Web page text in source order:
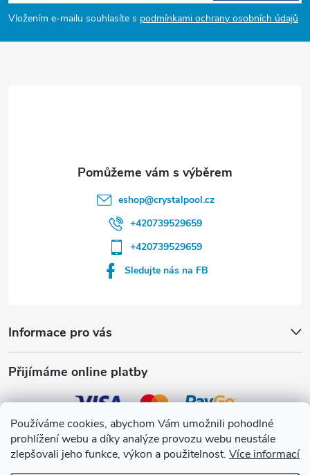
Používáme cookies, abychom Vám umožnili pohodlné
prohlížení webu a díky analýze provozu webu neustále
zlepšovali jeho funkce, výkon a použitelnost. Více informací
p
a
Vložením e-mailu souhlasíte s podmínkami ochrany osobních údajů
Informace pro vás
Přijímáme online platby
eshop@crystalpool.cz
+420739529659
+420739529659
Sledujte nás na FB
Crystalpool s.r.o.